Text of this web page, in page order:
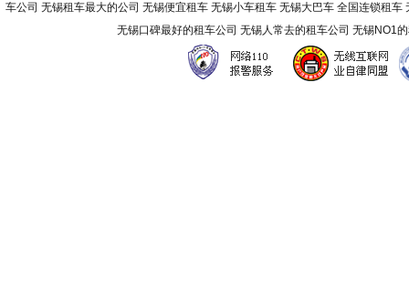
车公司 无锡租车最大的公司 无锡便宜租车 无锡小车租车 无锡大巴车 全国连锁租
无锡口碑最好的租车公司 无锡人常去的租车公司 无锡NO1